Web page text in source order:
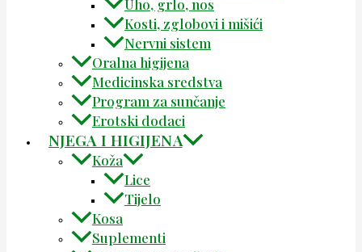
Uho, grlo, nos
Kosti, zglobovi i mišići
Nervni sistem
Oralna higijena
Medicinska sredstva
Program za sunčanje
Erotski dodaci
NJEGA I HIGIJENA
Koža
Lice
Tijelo
Kosa
Suplementi